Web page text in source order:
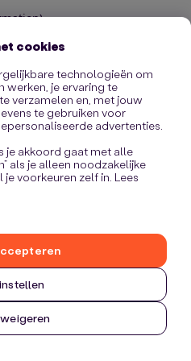
.
cookies
technologieën om
werken, je ervaring te
verzamelen en, met jouw
te gebruiken voor
advertenties.
je akkoord gaat met alle
als je alleen noodzakelijke
voorkeuren zelf in. Lees